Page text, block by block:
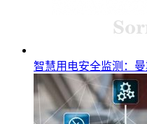
智慧用电安全监测：